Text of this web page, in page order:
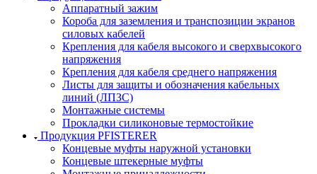
Аппаратный зажим
Короба для заземления и транспозиции экранов
силовых кабелей
Крепления для кабеля высокого и сверхвысокого
напряжения
Крепления для кабеля среднего напряжения
Листы для защиты и обозначения кабельных
линий (ЛПЗС)
Монтажные системы
Прокладки силиконовые термостойкие
Продукция PFISTERER
Концевые муфты наружной установки
Концевые штекерные муфты